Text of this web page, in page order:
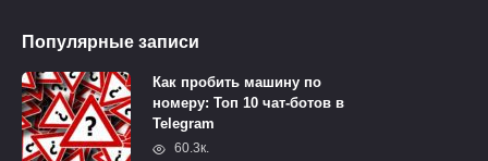
Популярные записи
Как пробить машину по
номеру: Топ 10 чат-ботов в
Telegram
60.3к.